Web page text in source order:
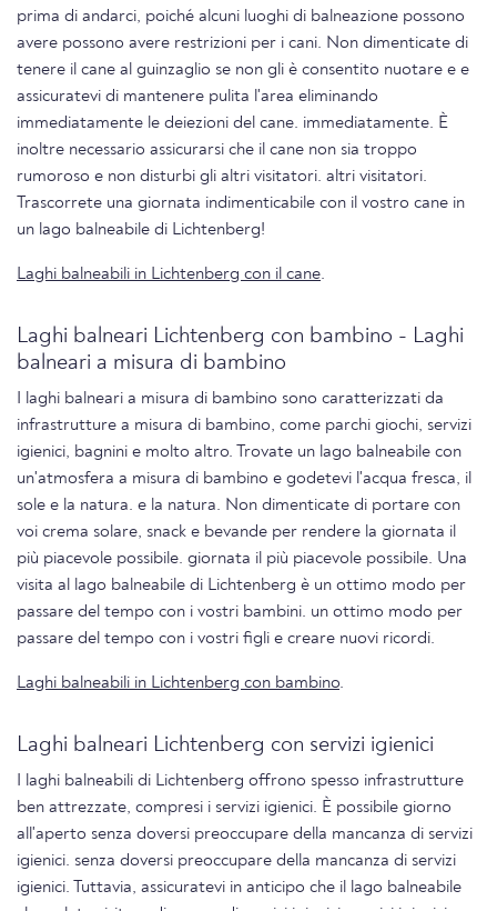
prima di andarci, poiché alcuni luoghi di balneazione possono
avere possono avere restrizioni per i cani. Non dimenticate di
tenere il cane al guinzaglio se non gli è consentito nuotare e e
assicuratevi di mantenere pulita l'area eliminando
immediatamente le deiezioni del cane. immediatamente. È
inoltre necessario assicurarsi che il cane non sia troppo
rumoroso e non disturbi gli altri visitatori. altri visitatori.
Trascorrete una giornata indimenticabile con il vostro cane in
un lago balneabile di Lichtenberg!
Laghi balneabili in Lichtenberg con il cane.
Laghi balneari Lichtenberg con bambino - Laghi
balneari a misura di bambino
I laghi balneari a misura di bambino sono caratterizzati da
infrastrutture a misura di bambino, come parchi giochi, servizi
igienici, bagnini e molto altro. Trovate un lago balneabile con
un'atmosfera a misura di bambino e godetevi l'acqua fresca, il
sole e la natura. e la natura. Non dimenticate di portare con
voi crema solare, snack e bevande per rendere la giornata il
più piacevole possibile. giornata il più piacevole possibile. Una
visita al lago balneabile di Lichtenberg è un ottimo modo per
passare del tempo con i vostri bambini. un ottimo modo per
passare del tempo con i vostri figli e creare nuovi ricordi.
Laghi balneabili in Lichtenberg con bambino.
Laghi balneari Lichtenberg con servizi igienici
I laghi balneabili di Lichtenberg offrono spesso infrastrutture
ben attrezzate, compresi i servizi igienici. È possibile giorno
all'aperto senza doversi preoccupare della mancanza di servizi
igienici. senza doversi preoccupare della mancanza di servizi
igienici. Tuttavia, assicuratevi in anticipo che il lago balneabile